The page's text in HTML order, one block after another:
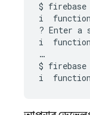
$ firebase
i
? Enter a
i
…
$ firebase
i